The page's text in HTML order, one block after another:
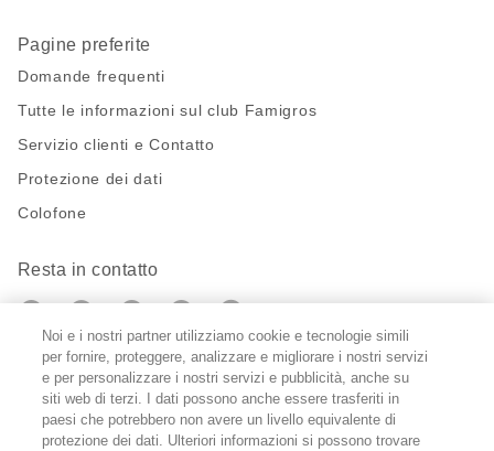
Pagine preferite
Domande frequenti
Tutte le informazioni sul club Famigros
Servizio clienti e Contatto
Protezione dei dati
Colofone
Resta in contatto
https://twitter.com/migros?
https://www.youtube.com/user/
PinterestInstagram
Impostazioni cookie
FR IT
Noi e i nostri partner utilizziamo cookie e tecnologie simili
per fornire, proteggere, analizzare e migliorare i nostri servizi
e per personalizzare i nostri servizi e pubblicità, anche su
siti web di terzi. I dati possono anche essere trasferiti in
paesi che potrebbero non avere un livello equivalente di
protezione dei dati. Ulteriori informazioni si possono trovare